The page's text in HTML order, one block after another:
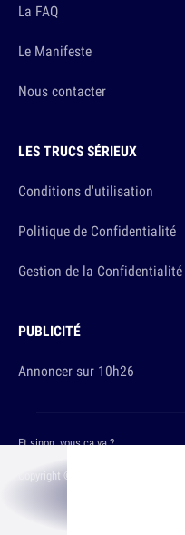
La FAQ
Le Manifeste
Nous contacter
LES TRUCS SÉRIEUX
Conditions d'utilisation
Politique de Confidentialité
Gestion de la Confidentialité
PUBLICITÉ
Annoncer sur 10h26
Copyright © 2026 The Original
Et sinon, vous ça va ?